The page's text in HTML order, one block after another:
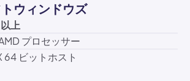
ウィンドウズ
上
プロセッサー
64 ビットホスト